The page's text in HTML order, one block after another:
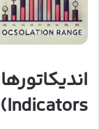
Indicators)